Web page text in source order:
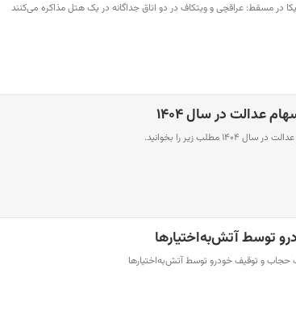
در مسقط: عراقچی و ویتکاف در دو اتاق جداگانه در یک هتل مذاکره می‌کنند
عدالت در سال ۱۴۰۴
مطلب زیر را بخوانید.
توسط آتش‌به‌اختیار‌ها
حجاب و توقیف خودرو توسط آتش‌به‌اختیار‌ها